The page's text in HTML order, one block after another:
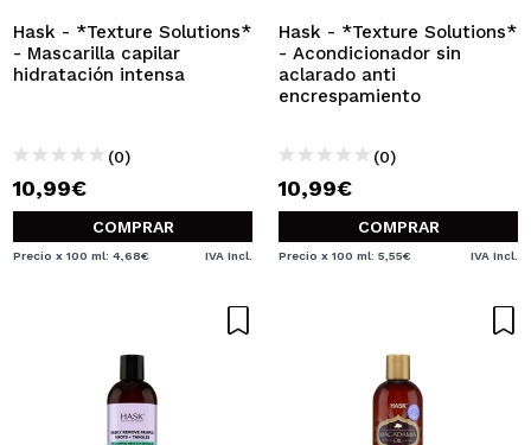
Hask - *Texture Solutions*
- Mascarilla capilar
hidratación intensa
(0)
10,99€
COMPRAR
Precio x 100 ml: 4,68€ IVA Incl.
Hask - *Texture Solutions*
- Acondicionador sin
aclarado anti
encrespamiento
(0)
10,99€
COMPRAR
Precio x 100 ml: 5,55€ IVA Incl.